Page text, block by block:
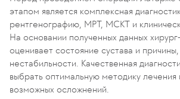
этапом является комплексная
рентгенографию, МРТ, МСКТ и
На основании полученных данных
оценивает состояние сустава и
нестабильности. Качественная
выбрать оптимальную методику лечения
возможных осложнений.